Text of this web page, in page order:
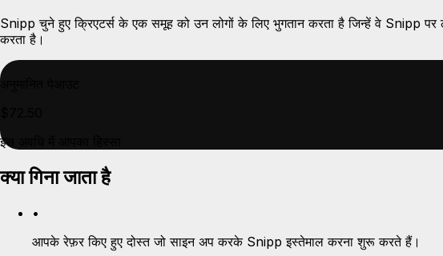
Snipp चुने हुए क्रिएटर्स के एक समूह को उन लोगों के लिए भुगतान करता है जिन्हें वे Snipp
करता है।
अनुमानित पेआउट
इस अवधि में आपका हिस्सा
क्या गिना जाता है
•
आपके रेफ़र किए हुए दोस्त जो साइन अप करके Snipp इस्तेमाल करना शुरू करते हैं।